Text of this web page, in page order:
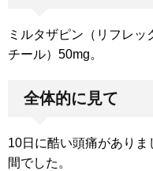
ミルタザピン（リフレ
チール）50mg。
全体的に見て
10日に酷い頭痛がありま
間でした。